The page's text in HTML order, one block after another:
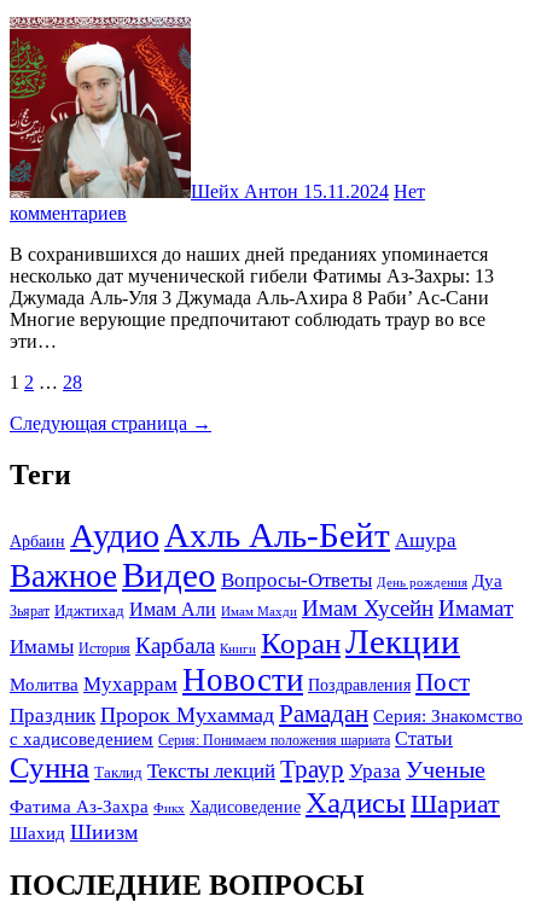
Шейх Антон 15.11.2024 Нет
комментариев
В сохранившихся до наших дней преданиях упоминается
несколько дат мученической гибели Фатимы Аз-Захры: 13
Джумада Аль-Уля 3 Джумада Аль-Ахира 8 Раби’ Ас-Сани
Многие верующие предпочитают соблюдать траур во все
эти…
Пагинация
записей
1 2 … 28
Следующая страница →
Теги
Арбаин Аудио Ахль Аль-Бейт Ашура
ВажноеВидео Вопросы-Ответы День рождения Дуа
Зьярат Иджтихад Имам Али Имам Махди Имам ХусейнИмамат
Имамы История Карбала Книги КоранЛекции
Молитва Мухаррам Новости Поздравления Пост
Праздник Пророк Мухаммад Рамадан Серия: Знакомство
с хадисоведением Серия: Понимаем положения шариата Статьи
Сунна Таклид Тексты лекций Траур Ураза Ученые
Фатима Аз-Захра Фикх Хадисоведение ХадисыШариат
Шахид Шиизм
ПОСЛЕДНИЕ ВОПРОСЫ